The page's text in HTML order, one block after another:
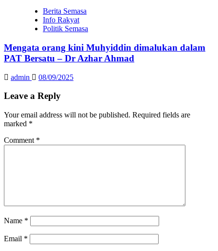
Berita Semasa
Info Rakyat
Politik Semasa
Mengata orang kini Muhyiddin dimalukan dalam
PAT Bersatu – Dr Azhar Ahmad
admin 08/09/2025
Leave a Reply
Your email address will not be published. Required fields are
marked *
Comment *
Name *
Email *